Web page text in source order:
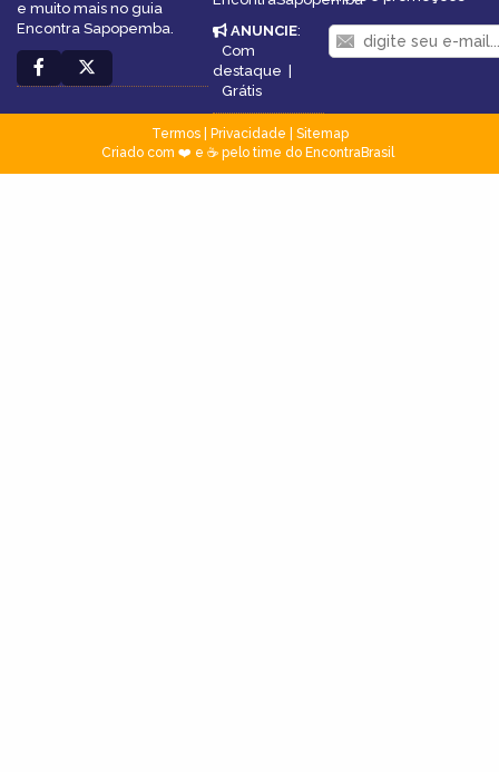
e muito mais no guia
Encontra Sapopemba.
ANUNCIE:
Com
destaque |
Grátis
Termos| Privacidade
Sitemap
Criado com ❤️ e ☕ pelo time do EncontraBrasil